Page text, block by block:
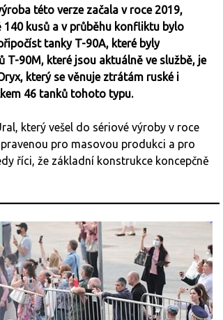
této verze začala v roce 2019,
kusů a v průběhu konfliktu bylo
tanky T-90A, které byly
90M, které jsou aktuálně ve službě, je
který se věnuje ztrátám ruské i
46 tanků tohoto typu.
který vešel do sériové výroby v roce
pro masovou produkci a pro
říci, že základní konstrukce koncepčně